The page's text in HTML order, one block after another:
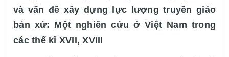
và vấn đề xây dựng lực lượng truyền giáo
bản xứ: Một nghiên cứu ở Việt Nam trong
các thế kỉ XVII, XVIII